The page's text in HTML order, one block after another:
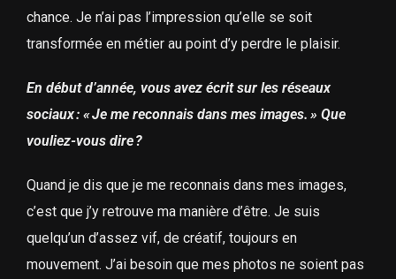
chance. Je n’ai pas l’impression qu’elle se soit
transformée en métier au point d’y perdre le plaisir.
En début d’année, vous avez écrit sur les réseaux
sociaux : « Je me reconnais dans mes images. » Que
vouliez-vous dire ?
Quand je dis que je me reconnais dans mes images,
c’est que j’y retrouve ma manière d’être. Je suis
quelqu’un d’assez vif, de créatif, toujours en
mouvement. J’ai besoin que mes photos ne soient pas